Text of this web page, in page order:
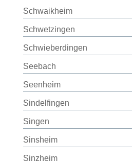
Schwaikheim
Schwetzingen
Schwieberdingen
Seebach
Seenheim
Sindelfingen
Singen
Sinsheim
Sinzheim